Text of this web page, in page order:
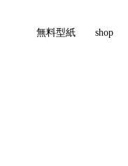
無料型紙 shop